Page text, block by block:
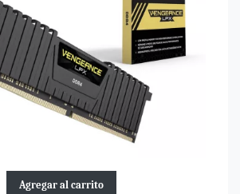
Agregar al carrito